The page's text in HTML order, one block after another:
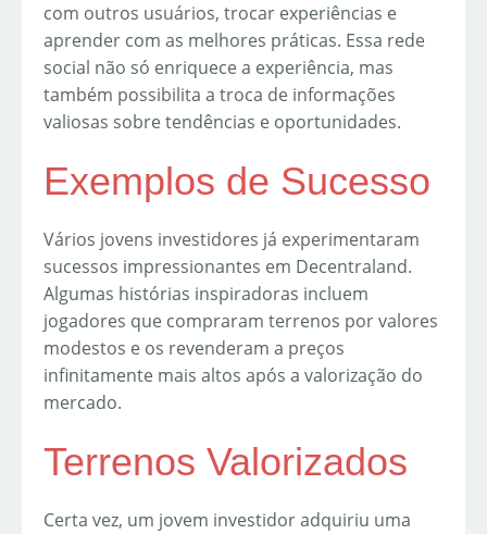
com outros usuários, trocar experiências e
aprender com as melhores práticas. Essa rede
social não só enriquece a experiência, mas
também possibilita a troca de informações
valiosas sobre tendências e oportunidades.
Exemplos de Sucesso
Vários jovens investidores já experimentaram
sucessos impressionantes em Decentraland.
Algumas histórias inspiradoras incluem
jogadores que compraram terrenos por valores
modestos e os revenderam a preços
infinitamente mais altos após a valorização do
mercado.
Terrenos Valorizados
Certa vez, um jovem investidor adquiriu uma